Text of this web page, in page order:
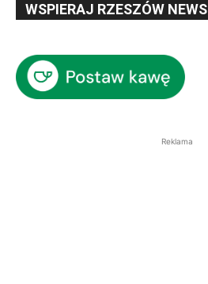
WSPIERAJ RZESZÓW NEWS
Reklama